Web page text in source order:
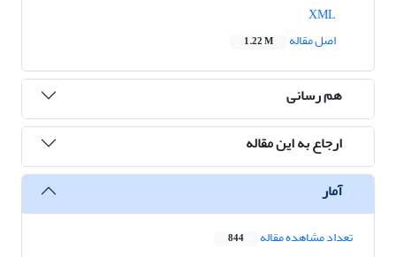
اصل مقاله
1.22 M
هم رسانی
ارجاع به این مقاله
آمار
تعداد مشاهده مقاله 844